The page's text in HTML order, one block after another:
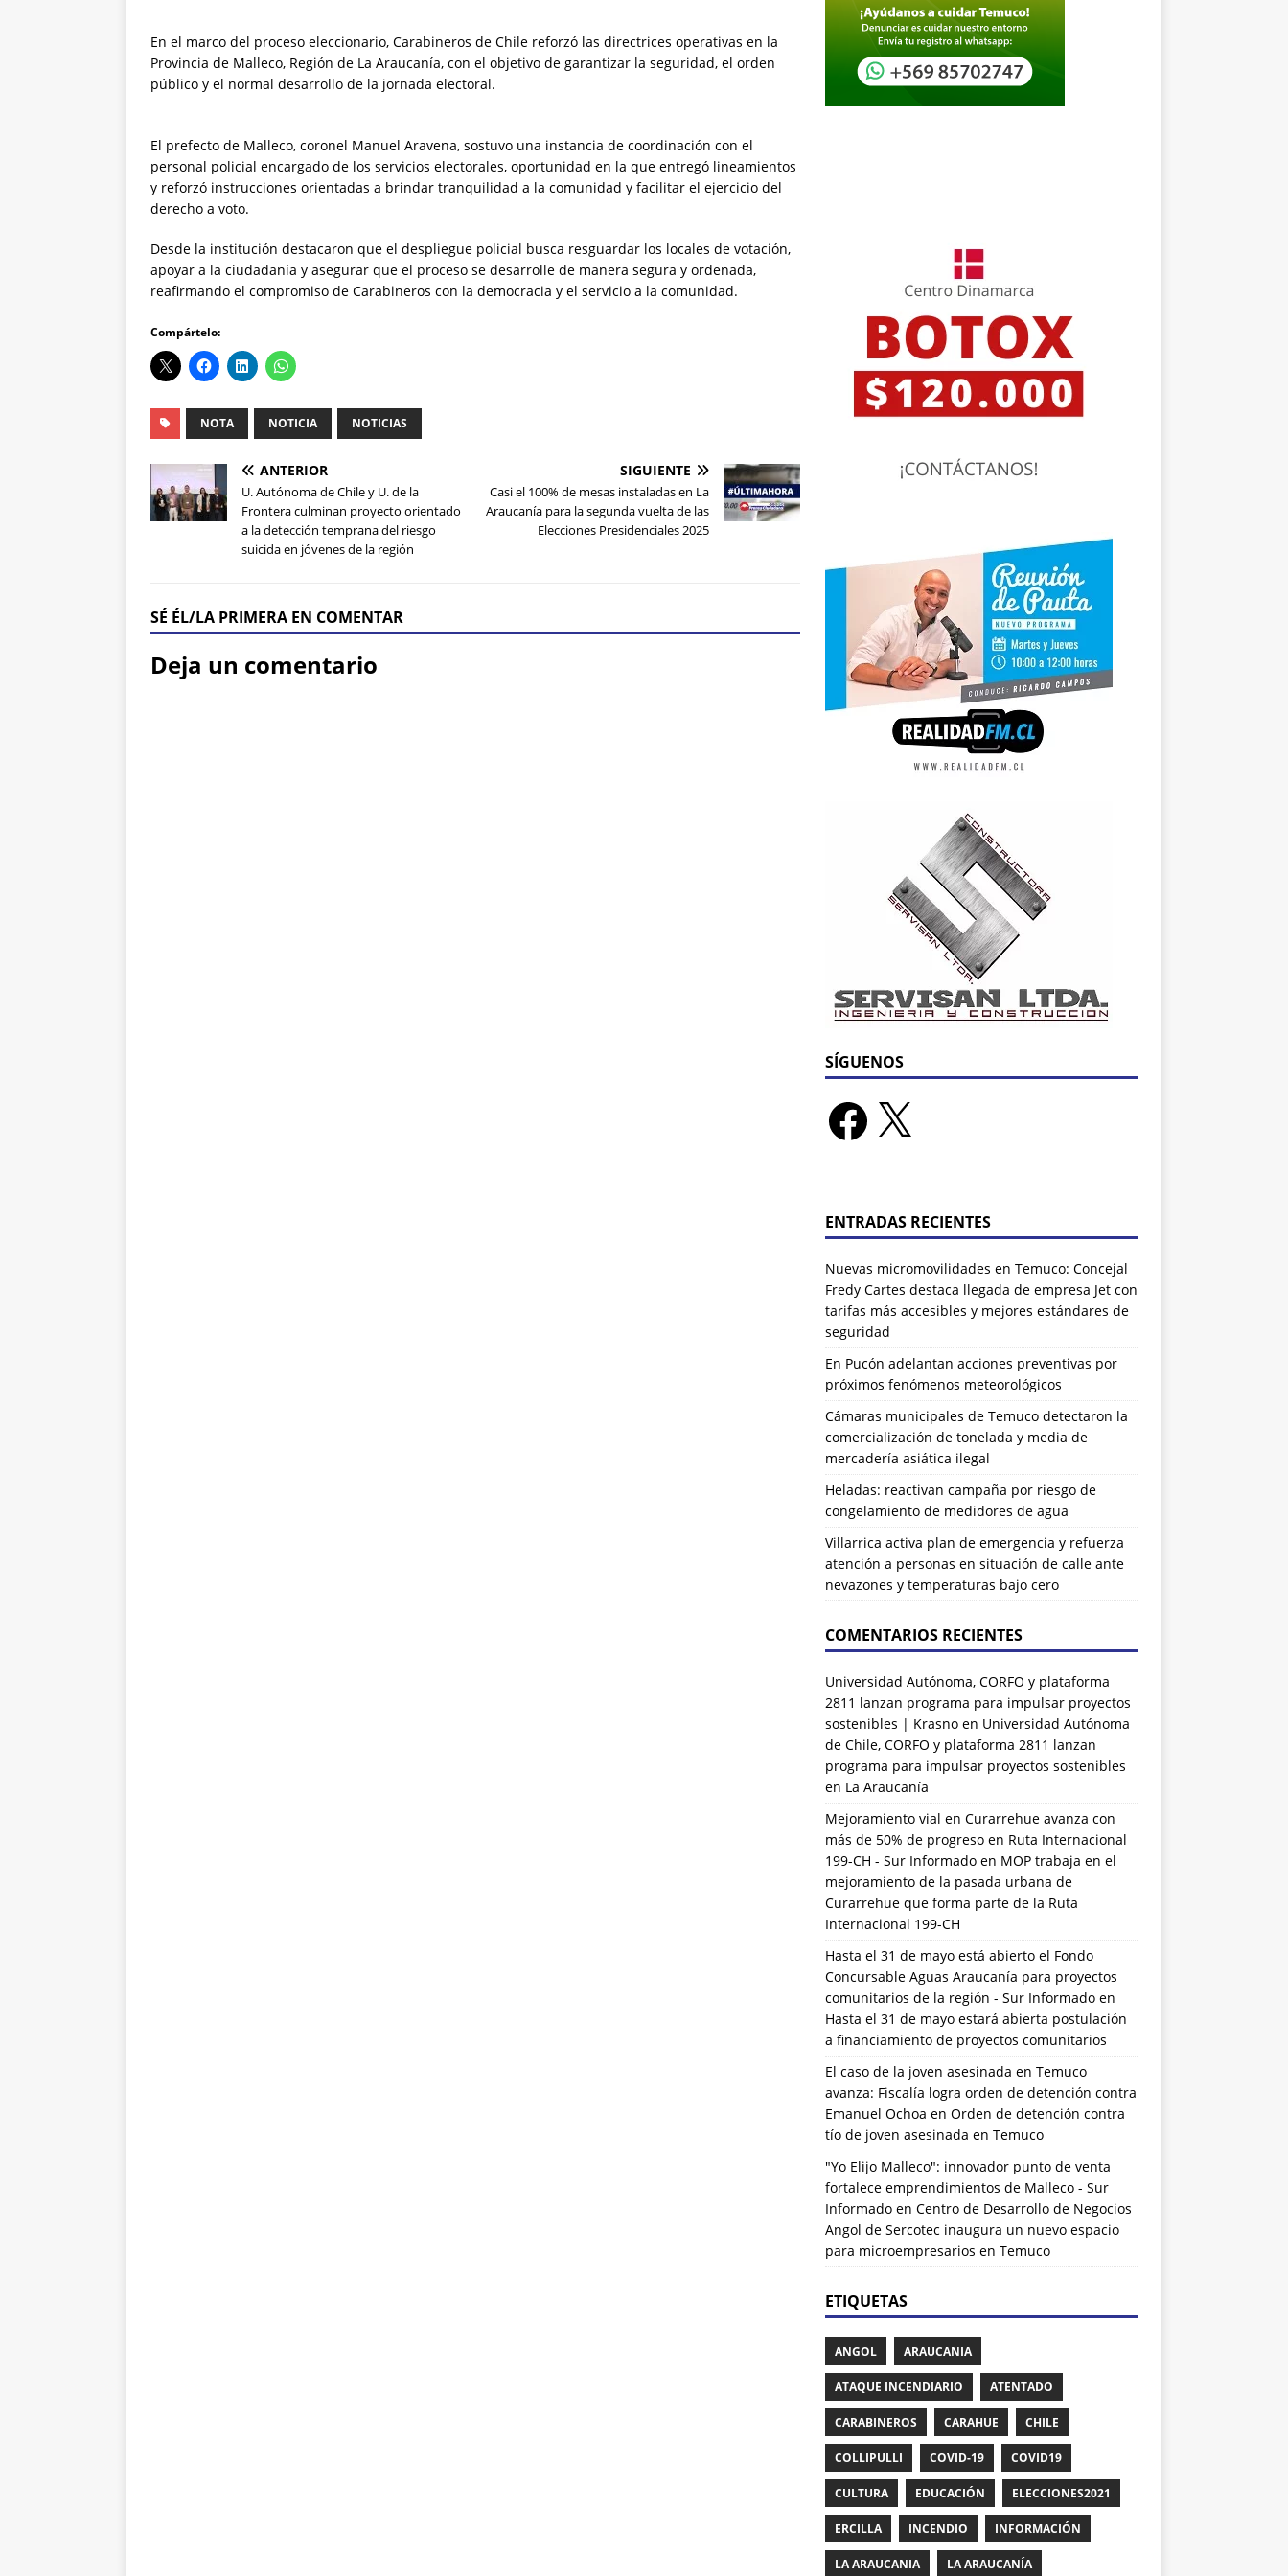
En el marco del proceso eleccionario, Carabineros de Chile reforzó las directrices operativas en la
Provincia de Malleco, Región de La Araucanía, con el objetivo de garantizar la seguridad, el orden
público y el normal desarrollo de la jornada electoral.
El prefecto de Malleco, coronel Manuel Aravena, sostuvo una instancia de coordinación con el
personal policial encargado de los servicios electorales, oportunidad en la que entregó lineamientos
y reforzó instrucciones orientadas a brindar tranquilidad a la comunidad y facilitar el ejercicio del
derecho a voto.
Desde la institución destacaron que el despliegue policial busca resguardar los locales de votación,
apoyar a la ciudadanía y asegurar que el proceso se desarrolle de manera segura y ordenada,
reafirmando el compromiso de Carabineros con la democracia y el servicio a la comunidad.
Compártelo:
NOTA NOTICIA NOTICIAS
ANTERIOR
U. Autónoma de Chile y U. de la
Frontera culminan proyecto orientado
a la detección temprana del riesgo
suicida en jóvenes de la región
SIGUIENTE
Casi el 100% de mesas instaladas en La
Araucanía para la segunda vuelta de las
Elecciones Presidenciales 2025
SÉ ÉL/LA PRIMERA EN COMENTAR
Deja un comentario
SÍGUENOS
ENTRADAS RECIENTES
Nuevas micromovilidades en Temuco: Concejal
Fredy Cartes destaca llegada de empresa Jet con
tarifas más accesibles y mejores estándares de
seguridad
En Pucón adelantan acciones preventivas por
próximos fenómenos meteorológicos
Cámaras municipales de Temuco detectaron la
comercialización de tonelada y media de
mercadería asiática ilegal
Heladas: reactivan campaña por riesgo de
congelamiento de medidores de agua
Villarrica activa plan de emergencia y refuerza
atención a personas en situación de calle ante
nevazones y temperaturas bajo cero
COMENTARIOS RECIENTES
Universidad Autónoma, CORFO y plataforma
2811 lanzan programa para impulsar proyectos
sostenibles | Krasnoen Universidad Autónoma
de Chile, CORFO y plataforma 2811 lanzan
programa para impulsar proyectos sostenibles
en La Araucanía
Mejoramiento vial en Curarrehue avanza con
más de 50% de progreso en Ruta Internacional
199-CH - Sur Informadoen MOP trabaja en el
mejoramiento de la pasada urbana de
Curarrehue que forma parte de la Ruta
Internacional 199-CH
Hasta el 31 de mayo está abierto el Fondo
Concursable Aguas Araucanía para proyectos
comunitarios de la región - Sur Informadoen
Hasta el 31 de mayo estará abierta postulación
a financiamiento de proyectos comunitarios
El caso de la joven asesinada en Temuco
avanza: Fiscalía logra orden de detención contra
Emanuel Ochoa en Orden de detención contra
tío de joven asesinada en Temuco
"Yo Elijo Malleco": innovador punto de venta
fortalece emprendimientos de Malleco - Sur
Informadoen Centro de Desarrollo de Negocios
Angol de Sercotec inaugura un nuevo espacio
para microempresarios en Temuco
ETIQUETAS
ANGOL ARAUCANIA
ATAQUE INCENDIARIO ATENTADO
CARABINEROS CARAHUE CHILE
COLLIPULLI COVID-19 COVID19
CULTURA EDUCACIÓN ELECCIONES2021
ERCILLA INCENDIO INFORMACIÓN
LA ARAUCANIA LA ARAUCANÍA